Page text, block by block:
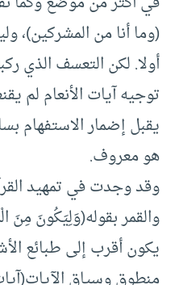
(وما أنا من المشركين)،
أولا. لكن التعسف الذي
توجيه آيات الأنعام لم
يقبل إضمار الاستفهام
هو معروف.
وقد وجدت في تمهيد
والقمر بقوله(وَلِيَكُونَ مِنَ
يكون أقرب إلى طبائع